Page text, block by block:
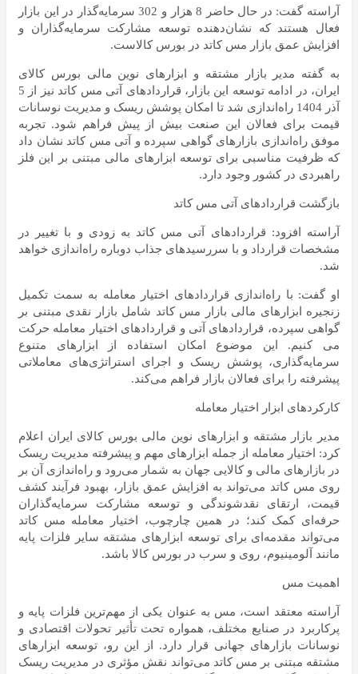
آراسته گفت: در حال حاضر 8 هزار و 302 سرمایه‌گذار در این بازار
فعال هستند که نشان‌دهنده توسعه مشارکت سرمایه‌گذاران و
افزایش عمق بازار مس کاتد در بورس کالاست.
به گفته مدیر بازار مشتقه و ابزارهای نوین مالی بورس کالای
ایران، در ادامه توسعه این بازار، قراردادهای آتی مس کاتد نیز از 5
آذر 1404 راه‌اندازی شد تا امکان پوشش ریسک و مدیریت نوسانات
قیمت برای فعالان این صنعت بیش از پیش فراهم شود. تجربه
موفق راه‌اندازی بازارهای گواهی سپرده و آتی مس کاتد نشان داد
که ظرفیت مناسبی برای توسعه ابزارهای مالی مبتنی بر این فلز
راهبردی در کشور وجود دارد.
بازگشت قراردادهای آتی مس کاتد
آراسته افزود: قراردادهای آتی مس کاتد به زودی و با تغییر در
مشخصات قرارداد و با سررسیدهای جذاب دوباره راه‌اندازی خواهد
شد.
او گفت: با راه‌اندازی قراردادهای اختیار معامله به سمت تکمیل
زنجیره ابزارهای مالی بازار مس کاتد شامل بازار نقدی مبتنی بر
گواهی سپرده، قراردادهای آتی و قراردادهای اختیار معامله حرکت
می کنیم. این موضوع امکان استفاده از ابزارهای متنوع
سرمایه‌گذاری، پوشش ریسک و اجرای استراتژی‌های معاملاتی
پیشرفته را برای فعالان بازار فراهم می‌کند.
کارکردهای ابزار اختیار معامله
مدیر بازار مشتقه و ابزارهای نوین مالی بورس کالای ایران اعلام
کرد: اختیار معامله از جمله ابزارهای مهم و پیشرفته مدیریت ریسک
در بازارهای مالی و کالایی جهان به شمار می‌رود و راه‌اندازی آن بر
روی مس کاتد می‌تواند به افزایش عمق بازار، بهبود فرآیند کشف
قیمت، ارتقای نقدشوندگی و توسعه مشارکت سرمایه‌گذاران
حرفه‌ای کمک کند؛ در همین چارچوب، اختیار معامله مس کاتد
می‌تواند مقدمه‌ای برای توسعه ابزارهای مشتقه سایر فلزات پایه
مانند آلومینیوم، روی و سرب در بورس کالا باشد.
اهمیت مس
آراسته معتقد است، مس به عنوان یکی از مهم‌ترین فلزات پایه و
پرکاربرد در صنایع مختلف، همواره تحت تأثیر تحولات اقتصادی و
نوسانات بازارهای جهانی قرار دارد. از این رو، توسعه ابزارهای
مشتقه مبتنی بر مس کاتد می‌تواند نقش مؤثری در مدیریت ریسک